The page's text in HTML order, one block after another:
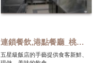
連鎖餐飲,港點餐廳_桃園八德區
五星級飯店的手藝提供食客新鮮、